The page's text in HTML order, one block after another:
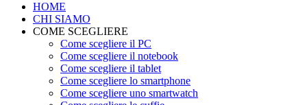
HOME
CHI SIAMO
COME SCEGLIERE
Come scegliere il PC
Come scegliere il notebook
Come scegliere il tablet
Come scegliere lo smartphone
Come scegliere uno smartwatch